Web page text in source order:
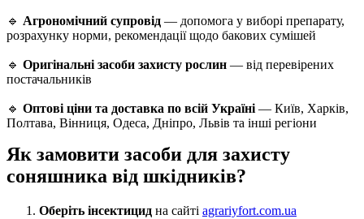
🔹 Агрономічний супровід — допомога у виборі препарату,
розрахунку норми, рекомендації щодо бакових сумішей
🔹 Оригінальні засоби захисту рослин — від перевірених
постачальників
🔹 Оптові ціни та доставка по всій Україні — Київ, Харків,
Полтава, Вінниця, Одеса, Дніпро, Львів та інші регіони
Як замовити засоби для захисту
соняшника від шкідників?
Оберіть інсектицид на сайті agrariyfort.com.ua